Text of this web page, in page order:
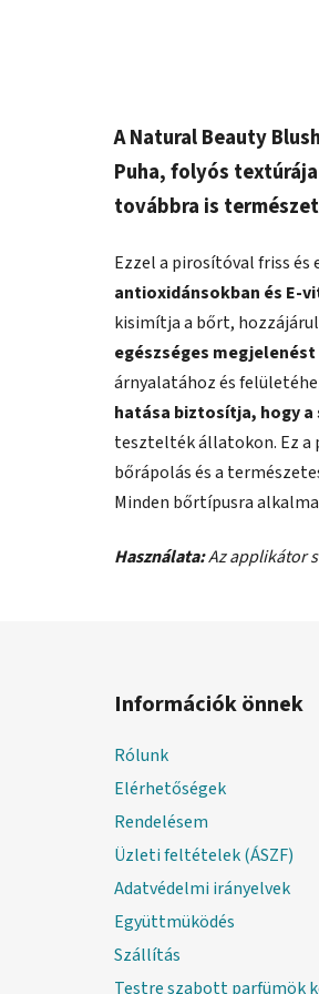
A Natural Beauty
Puha, folyós
továbbra is
Ezzel a pirosítóval friss és
antioxidánsokban és E-
kisimítja a bőrt,
egészséges
árnyalatához és
hatása biztosítja, hogy
tesztelték állatokon. Ez a
bőrápolás és a
Minden bőrtípusra
Használata:Az applikátor
Információk önnek
Rólunk
Elérhetőségek
Rendelésem
Üzleti feltételek (ÁSZF)
Adatvédelmi irányelvek
Együttmüködés
Szállítás
Testre szabott parfümök